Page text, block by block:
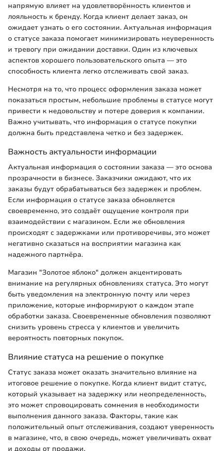
напрямую влияет на удовлетворённость клиентов и
лояльность к бренду. Когда клиент делает заказ, он
ожидает узнать о его состоянии. Актуальная информация
о статусе заказа помогает минимизировать неуверенность
и тревогу при ожидании доставки. Один из ключевых
аспектов хорошего пользовательского опыта — это
способность клиента легко отслеживать свой заказ.
Несмотря на то, что процесс оформления заказа может
показаться простым, небольшие проблемы в статусе могут
привести к недовольству и потере доверия к компании.
Важно учитывать, что информация о статусе покупки
должна быть представлена четко и без задержек.
Важность актуальности информации
Актуальная информация о состоянии заказа — это основа
прозрачности в бизнесе. Заказчики ожидают, что их
заказы будут обрабатываться без задержек и проблем.
Если информация о статусе заказа обновляется
своевременно, это создаёт ощущение контроля при
взаимодействии с магазином. Если же обновления
происходят с задержками или противоречивы, это может
негативно сказаться на восприятии магазина как
надежного партнёра.
Магазин "Золотое яблоко" должен акцентировать
внимание на регулярных обновлениях статуса. Это могут
быть уведомления на электронную почту или через
приложение, которые информируют о каждом этапе
обработки заказа. Своевременные обновления позволяют
снизить уровень стресса у клиентов и увеличить
вероятность повторных покупок.
Влияние статуса на решение о покупке
Статус заказа может оказать значительно влияние на
итоговое решение о покупке. Когда клиент видит статус,
который указывает на задержку или неопределенность,
это может спровоцировать сомнения в необходимости
выполнения данного заказа. Факторы, такие как
положительный опыт отслеживания, создают уверенность
в магазине, что, в свою очередь, может увеличивать охват
и доходы от продажи.